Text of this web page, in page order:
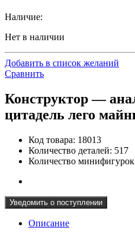
Наличие:
Нет в наличии
Добавить в список желаний
Сравнить
Конструктор —
цитадель лего
Код товара: 18013
Количество деталей: 517
Количество
Уведомить о поступлении
Описание